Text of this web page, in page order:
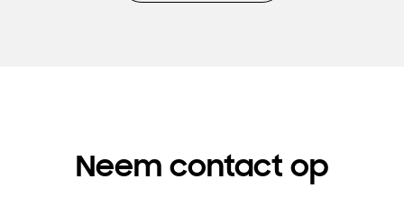
Neem contact op